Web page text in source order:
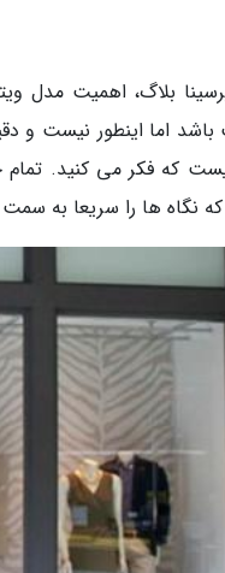
بلاگ، اهمیت مدل
اما اینطور نیست و
که فکر می کنید.
نگاه ها را سریعا به